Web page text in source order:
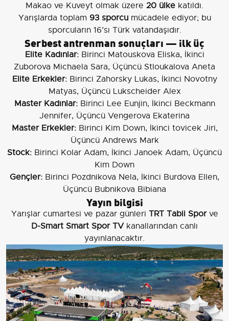
Makao ve Kuveyt olmak üzere 20 ülke katıldı.
Yarışlarda toplam 93 sporcumücadele ediyor; bu
sporcuların 16’sı Türk vatandaşıdır.
Serbest antrenman sonuçları — ilk üç
Elite Kadınlar:Birinci Matouskova Eliska, İkinci
Zuborova Michaela Sara, Üçüncü Stloukalova Aneta
Elite Erkekler:Birinci Zahorsky Lukas, İkinci Novotny
Matyas, Üçüncü Lukscheider Alex
Master Kadınlar:Birinci Lee Eunjin, İkinci Beckmann
Jennifer, Üçüncü Vengerova Ekaterina
Master Erkekler:Birinci Kim Down, İkinci tovicek Jiri,
Üçüncü Andrews Mark
Stock: Birinci Kolar Adam, İkinci Janoek Adam, Üçüncü
Kim Down
Gençler: Birinci Pozdnikova Nela, İkinci Burdova Ellen,
Üçüncü Bubnikova Bibiana
Yayın bilgisi
Yarışlar cumartesi ve pazar günleri TRT Tabii Sporve
D-Smart Smart Spor TVkanallarından canlı
yayınlanacaktır.